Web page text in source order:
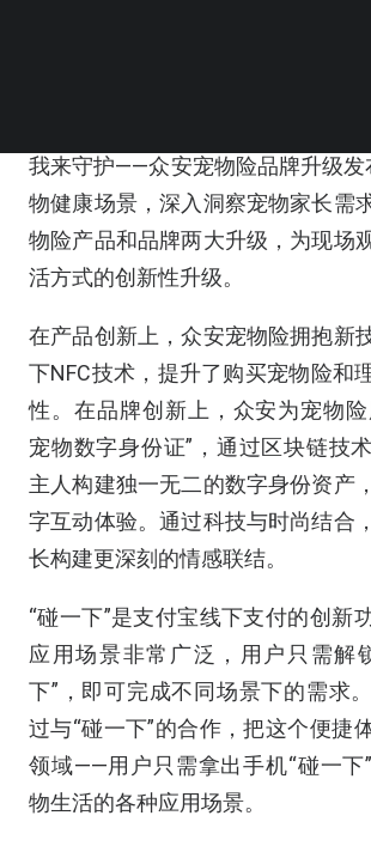
我来守护——众安宠物险品牌升级发
物健康场景，深入洞察宠物家长需
物险产品和品牌两大升级，为现场
活方式的创新性升级。
在产品创新上，众安宠物险拥抱新
下NFC技术，提升了购买宠物险和
性。在品牌创新上，众安为宠物险
宠物数字身份证”，通过区块链技
主人构建独一无二的数字身份资产
字互动体验。通过科技与时尚结合
长构建更深刻的情感联结。
“碰一下”是支付宝线下支付的创新
应用场景非常广泛，用户只需解
下”，即可完成不同场景下的需求
过与“碰一下”的合作，把这个便捷
领域——用户只需拿出手机“碰一下
物生活的各种应用场景。